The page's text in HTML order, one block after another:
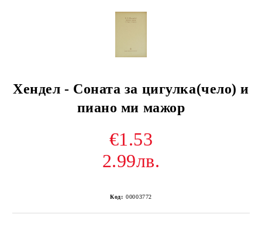
Хендел - Соната за цигулка(чело) и
пиано ми мажор
€1.53
2.99лв.
Код: 00003772